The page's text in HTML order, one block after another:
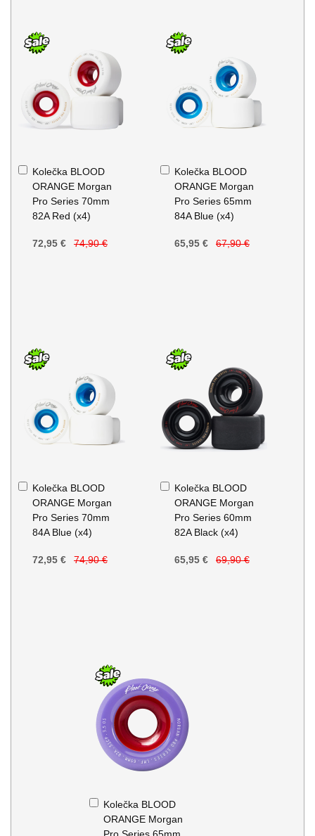
Kolečka BLOOD
ORANGE Morgan
Pro Series 70mm
82A Red (x4)
72,95 € 74,90 €
Přidat
do
košíku
Kolečka BLOOD
ORANGE Morgan
Pro Series 65mm
84A Blue (x4)
65,95 € 67,90 €
Přidat
do
košíku
Kolečka BLOOD
ORANGE Morgan
Pro Series 70mm
84A Blue (x4)
72,95 € 74,90 €
Přidat
do
košíku
Kolečka BLOOD
ORANGE Morgan
Pro Series 60mm
82A Black (x4)
65,95 € 69,90 €
Přidat
do
košíku
Kolečka BLOOD
ORANGE Morgan
Přidat
do
košíku